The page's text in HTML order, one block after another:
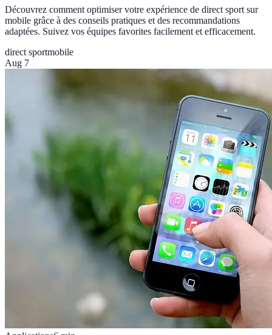
Découvrez comment optimiser votre expérience de direct sport sur
mobile grâce à des conseils pratiques et des recommandations
adaptées. Suivez vos équipes favorites facilement et efficacement.
direct sportmobile
Aug 7